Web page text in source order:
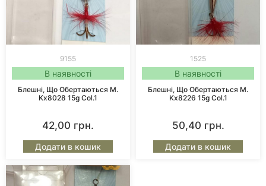
9155
В наявності
Блешні, Що Обертаються M.
Kx8028 15g Col.1
42,00 грн.
Додати в кошик
1525
В наявності
Блешні, Що Обертаються M.
Kx8226 15g Col.1
50,40 грн.
Додати в кошик